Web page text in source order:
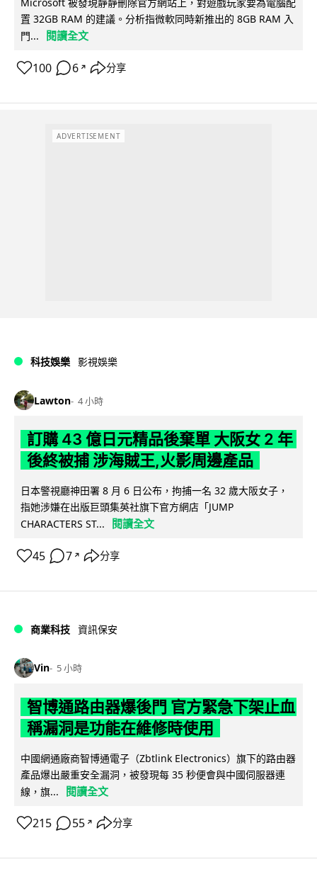
Microsoft 被發現靜靜刪除官方網站上，對遊戲玩家要為電腦配
置 32GB RAM 的建議。分析指微軟同時新推出的 8GB RAM 入
門...
閱讀全文
100 6 ↗ 分享
ADVERTISEMENT
科技娛樂 影視娛樂
Lawton 4 小時
訂購 43 億日元精品後棄單 大阪女 2 年
後終被捕 涉海賊王,火影周邊產品
日本警視廳神田署 8 月 6 日公布，拘捕一名 32 歲大阪女子，
指她涉嫌在出版巨頭集英社旗下官方網店「JUMP
CHARACTERS ST...
閱讀全文
45 7 ↗ 分享
商業科技 資訊保安
Vin 5 小時
智博通路由器爆後門 官方緊急下架止血
稱漏洞是功能在維修時使用
中國網通廠商智博通電子（Zbtlink Electronics）旗下的路由器
產品爆出嚴重安全漏洞，被發現每 35 秒便會與中國伺服器連
線，旗...
閱讀全文
215 55 ↗ 分享